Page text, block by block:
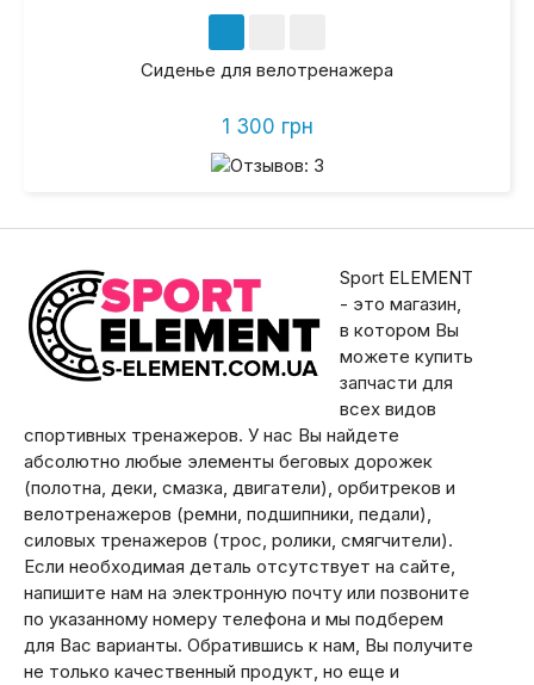
Сиденье для велотренажера
1 300 грн
Sport ELEMENT
- это магазин,
в котором Вы
можете купить
запчасти для
всех видов
спортивных тренажеров. У нас Вы найдете
абсолютно любые элементы беговых дорожек
(полотна, деки, смазка, двигатели), орбитреков и
велотренажеров (ремни, подшипники, педали),
силовых тренажеров (трос, ролики, смягчители).
Если необходимая деталь отсутствует на сайте,
напишите нам на электронную почту или позвоните
по указанному номеру телефона и мы подберем
для Вас варианты. Обратившись к нам, Вы получите
не только качественный продукт, но еще и